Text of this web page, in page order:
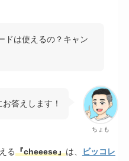
ドは使えるの？キャン
ちょも
答えします！
る『cheeese』は、
ビッコレ